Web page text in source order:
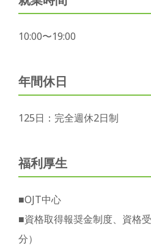
10:00〜19:00
年間休日
125日：完全週休2日制
福利厚生
■OJT中心
■資格取得報奨金制度、資格
分）